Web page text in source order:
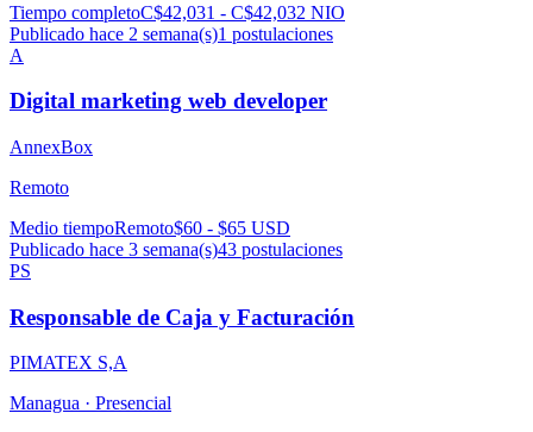
Tiempo completoC$42,031 - C$42,032 NIO
Publicado hace 2 semana(s)1 postulaciones
A
Digital marketing web developer
AnnexBox
Remoto
Medio tiempoRemoto$60 - $65 USD
Publicado hace 3 semana(s)43 postulaciones
PS
Responsable de Caja y Facturación
PIMATEX S,A
Managua · Presencial